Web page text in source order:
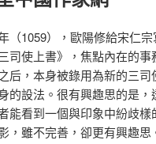
（1059），歐陽修給宋仁
司使上書》，焦點內在的
后，本身被錄用為新的三司
的設法。很有興趣思的是
能看到一個與印象中紛歧樣
，雖不完善，卻更有興趣思